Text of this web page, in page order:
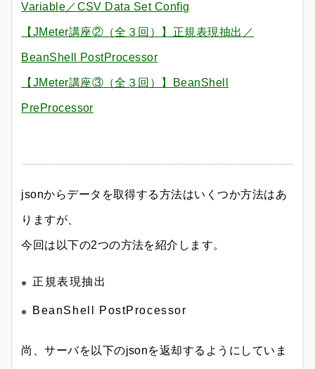
Variable／CSV Data Set Config
【JMeter講座②（全３回）】正規表現抽出／
BeanShell PostProcessor
【JMeter講座③（全３回）】BeanShell
PreProcessor
jsonからデータを取得する方法はいくつか方法はあ
りますが、
今回は以下の2つの方法を紹介します。
正規表現抽出
BeanShell PostProcessor
尚、サーバを以下のjsonを返却するようにしていま